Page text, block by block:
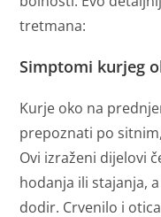
tretmana:
Simptomi kurjeg
Kurje oko na
prepoznati po
Ovi izraženi dijelovi
hodanja ili stajanja,
dodir. Crvenilo i